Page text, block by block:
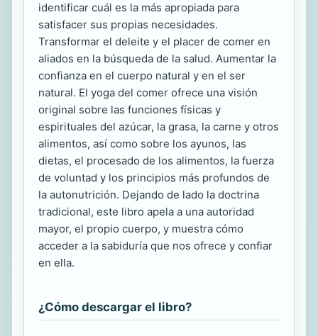
identificar cuál es la más apropiada para
satisfacer sus propias necesidades.
Transformar el deleite y el placer de comer en
aliados en la búsqueda de la salud. Aumentar la
confianza en el cuerpo natural y en el ser
natural. El yoga del comer ofrece una visión
original sobre las funciones físicas y
espirituales del azúcar, la grasa, la carne y otros
alimentos, así como sobre los ayunos, las
dietas, el procesado de los alimentos, la fuerza
de voluntad y los principios más profundos de
la autonutrición. Dejando de lado la doctrina
tradicional, este libro apela a una autoridad
mayor, el propio cuerpo, y muestra cómo
acceder a la sabiduría que nos ofrece y confiar
en ella.
¿Cómo descargar el libro?